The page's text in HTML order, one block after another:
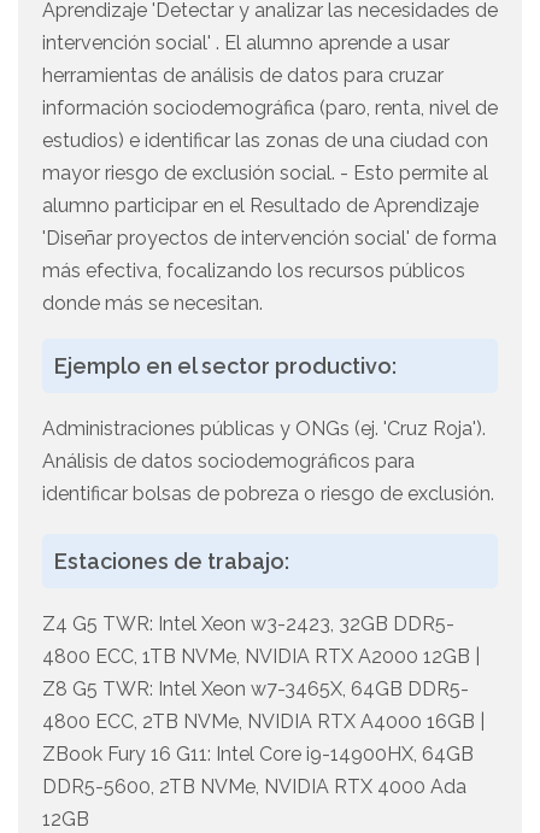
Aprendizaje 'Detectar y analizar las necesidades de
intervención social' . El alumno aprende a usar
herramientas de análisis de datos para cruzar
información sociodemográfica (paro, renta, nivel de
estudios) e identificar las zonas de una ciudad con
mayor riesgo de exclusión social. - Esto permite al
alumno participar en el Resultado de Aprendizaje
'Diseñar proyectos de intervención social' de forma
más efectiva, focalizando los recursos públicos
donde más se necesitan.
Ejemplo en el sector productivo:
Administraciones públicas y ONGs (ej. 'Cruz Roja').
Análisis de datos sociodemográficos para
identificar bolsas de pobreza o riesgo de exclusión.
Estaciones de trabajo:
Z4 G5 TWR: Intel Xeon w3-2423, 32GB DDR5-
4800 ECC, 1TB NVMe, NVIDIA RTX A2000 12GB |
Z8 G5 TWR: Intel Xeon w7-3465X, 64GB DDR5-
4800 ECC, 2TB NVMe, NVIDIA RTX A4000 16GB |
ZBook Fury 16 G11: Intel Core i9-14900HX, 64GB
DDR5-5600, 2TB NVMe, NVIDIA RTX 4000 Ada
12GB